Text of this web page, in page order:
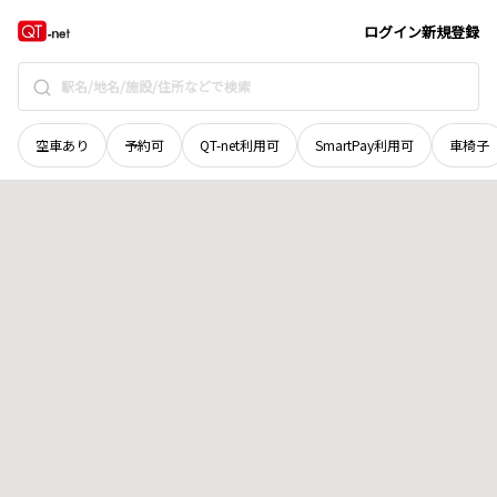
ログイン新規登録
空車あり 予約可 QT-net利用可 SmartPay利用可 車椅子
青森県